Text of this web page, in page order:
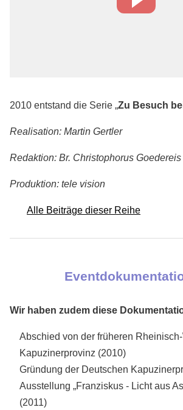
2010 entstand die Serie „Zu Besuch
Realisation: Martin Gertler
Redaktion: Br. Christophorus Goedereis
Produktion: tele vision
Alle Beiträge dieser Reihe
Wir haben zudem diese
Abschied von der früheren
Kapuzinerprovinz (2010)
Gründung der Deutschen
Ausstellung „Franziskus - Licht aus
(2011)